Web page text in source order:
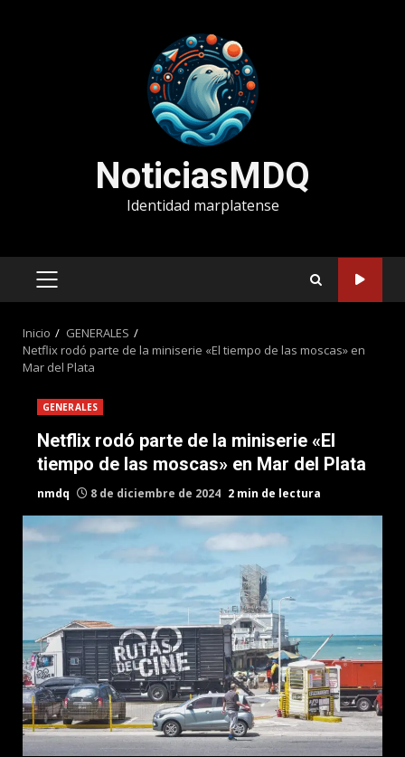
NoticiasMDQ
Identidad marplatense
MENÚ
Inicio
GENERALES
Netflix rodó parte de la miniserie «El tiempo de las moscas» en
Mar del Plata
GENERALES
Netflix rodó parte de la miniserie «El
tiempo de las moscas» en Mar del Plata
nmdq 8 de diciembre de 2024 2 min de lectura